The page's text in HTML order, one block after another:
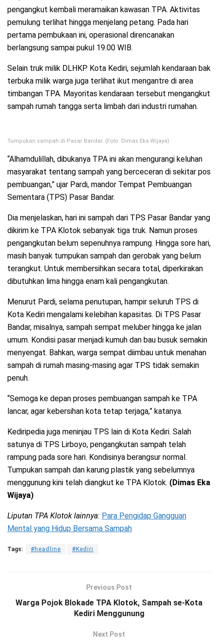
pengangkut kembali meramaikan kawasan TPA. Aktivitas
pemulung terlihat hingga menjelang petang. Pada hari
pertama pembukaan ini, operasional direncanakan
berlangsung sampai pukul 19.00 WIB.
Selain truk milik DLHKP Kota Kediri, sejumlah kendaraan bak
terbuka milik warga juga terlihat ikut mengantre di area
timbangan TPA. Mayoritas kendaraan tersebut mengangkut
sampah rumah tangga serta limbah dari industri rumahan.
Tumpukan sampah di Pasar Bandar. (Foto: Dimas Eka Wijaya)
“Alhamdulillah, dibukanya TPA ini akan mengurangi keluhan
masyarakat tentang sampah yang berceceran di sekitar pos
pembuangan,” ujar Pardi, mandor Tempat Pembuangan
Sementara (TPS) Pasar Bandar.
Dia menjelaskan, hari ini sampah dari TPS Pasar Bandar yang
dikirim ke TPA Klotok sebanyak tiga truk. Namun proses
pengangkutan belum sepenuhnya rampung. Hingga sore hari,
masih banyak tumpukan sampah dan gerobak yang belum
terangkut. Untuk membersihkan secara total, diperkirakan
dibutuhkan lima hingga enam kali pengangkutan.
Menurut Pardi, selama penutupan, hampir seluruh TPS di
Kota Kediri mengalami kelebihan kapasitas. Di TPS Pasar
Bandar, misalnya, sampah sempat meluber hingga ke jalan
umum. Kondisi pasar menjadi kumuh dan bau busuk semakin
menyengat. Bahkan, warga sempat diimbau untuk menahan
sampah di rumah masing-masing agar TPS tidak semakin
penuh.
“Semoga ke depan proses pembuangan sampah ke TPA
lancar, agar kebersihan kota tetap terjaga,” katanya.
Kediripedia juga meninjau TPS lain di Kota Kediri. Salah
satunya di TPS Lirboyo, pengangkutan sampah telah
rampung pada sore hari. Kondisinya berangsur normal.
Tumpukan sampah dan karung plastik yang sebelumnya
menggunung kini telah diangkut ke TPA Klotok. (Dimas Eka
Wijaya)
Liputan TPA Klotok lainnya: Para Pengidap Gangguan
Mental yang Hidup Bersama Sampah
Tags: #headline #Kediri
Previous Post
Warga Pojok Blokade TPA Klotok, Sampah se-Kota
Kediri Menggunung
Next Post